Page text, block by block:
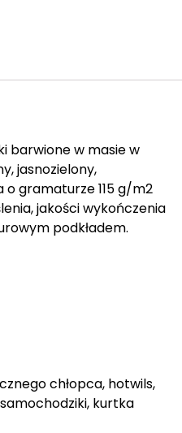
barwione w masie w
jasnozielony,
o gramaturze 115 g/m2
jakości wykończenia
podkładem.
chłopca, hotwils,
kurtka